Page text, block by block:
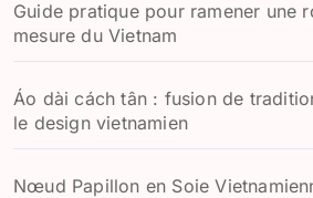
Guide pratique pour ramener une
mesure du Vietnam
Áo dài cách tân : fusion de
le design vietnamien
Nœud Papillon en Soie